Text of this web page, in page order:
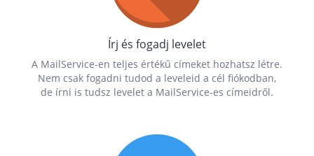
Írj és fogadj levelet
A MailService-en teljes értékű címeket hozhatsz létre.
Nem csak fogadni tudod a leveleid a cél fiókodban,
de írni is tudsz levelet a MailService-es címeidről.